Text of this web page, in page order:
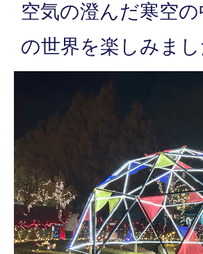
空気の澄んだ寒空
の世界を楽しみまし